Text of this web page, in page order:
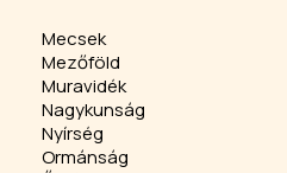
Mecsek
Mezőföld
Muravidék
Nagykunság
Nyírség
Ormánság